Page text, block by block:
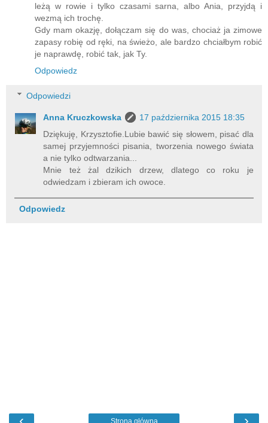
leżą w rowie i tylko czasami sarna, albo Ania, przyjdą i
wezmą ich trochę.
Gdy mam okazję, dołączam się do was, chociaż ja zimowe
zapasy robię od ręki, na świeżo, ale bardzo chciałbym robić
je naprawdę, robić tak, jak Ty.
Odpowiedz
Odpowiedzi
Anna Kruczkowska
17 października 2015 18:35
Dziękuję, Krzysztofie.Lubie bawić się słowem, pisać dla
samej przyjemności pisania, tworzenia nowego świata
a nie tylko odtwarzania...
Mnie też żal dzikich drzew, dlatego co roku je
odwiedzam i zbieram ich owoce.
Odpowiedz
Strona główna